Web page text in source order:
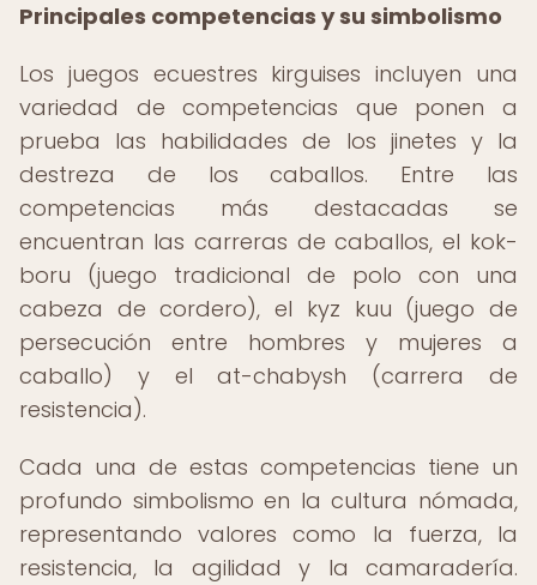
Principales competencias y su simbolismo
Los juegos ecuestres kirguises incluyen una
variedad de competencias que ponen a
prueba las habilidades de los jinetes y la
destreza de los caballos. Entre las
competencias más destacadas se
encuentran las carreras de caballos, el kok-
boru (juego tradicional de polo con una
cabeza de cordero), el kyz kuu (juego de
persecución entre hombres y mujeres a
caballo) y el at-chabysh (carrera de
resistencia).
Cada una de estas competencias tiene un
profundo simbolismo en la cultura nómada,
representando valores como la fuerza, la
resistencia, la agilidad y la camaradería.